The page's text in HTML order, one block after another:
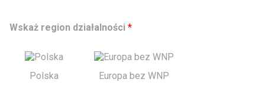
Wskaż region działalności *
Polska Europa bez WNP